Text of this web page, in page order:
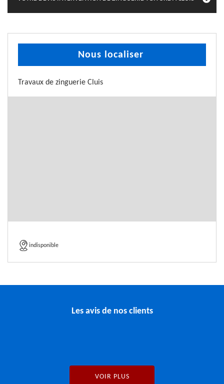
Nous localiser
Travaux de zinguerie Cluis
indisponible
Les avis de nos clients
VOIR PLUS